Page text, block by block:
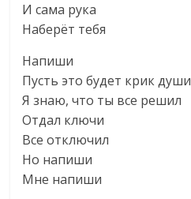
И сама рука
Наберёт тебя
Напиши
Пусть это будет крик души
Я знаю, что ты все решил
Отдал ключи
Все отключил
Но напиши
Мне напиши